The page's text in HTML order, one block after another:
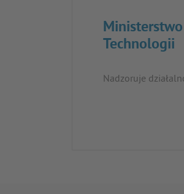
Technologii
Nadzoruje